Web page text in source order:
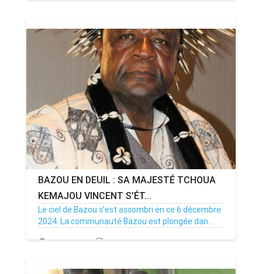
13/03/25 Par MenouActu 0
BAZOU EN DEUIL : SA MAJESTÉ TCHOUA
KEMAJOU VINCENT S’ÉT...
Le ciel de Bazou s’est assombri en ce 6 décembre
2024. La communauté Bazou est plongée dan...
08/12/24 Par MenouActu 0